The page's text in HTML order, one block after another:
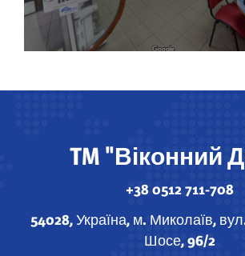
TM "Віконний
+38 0512 711-708
54028, Україна, м. Миколаїв,
Шосе, 96/2